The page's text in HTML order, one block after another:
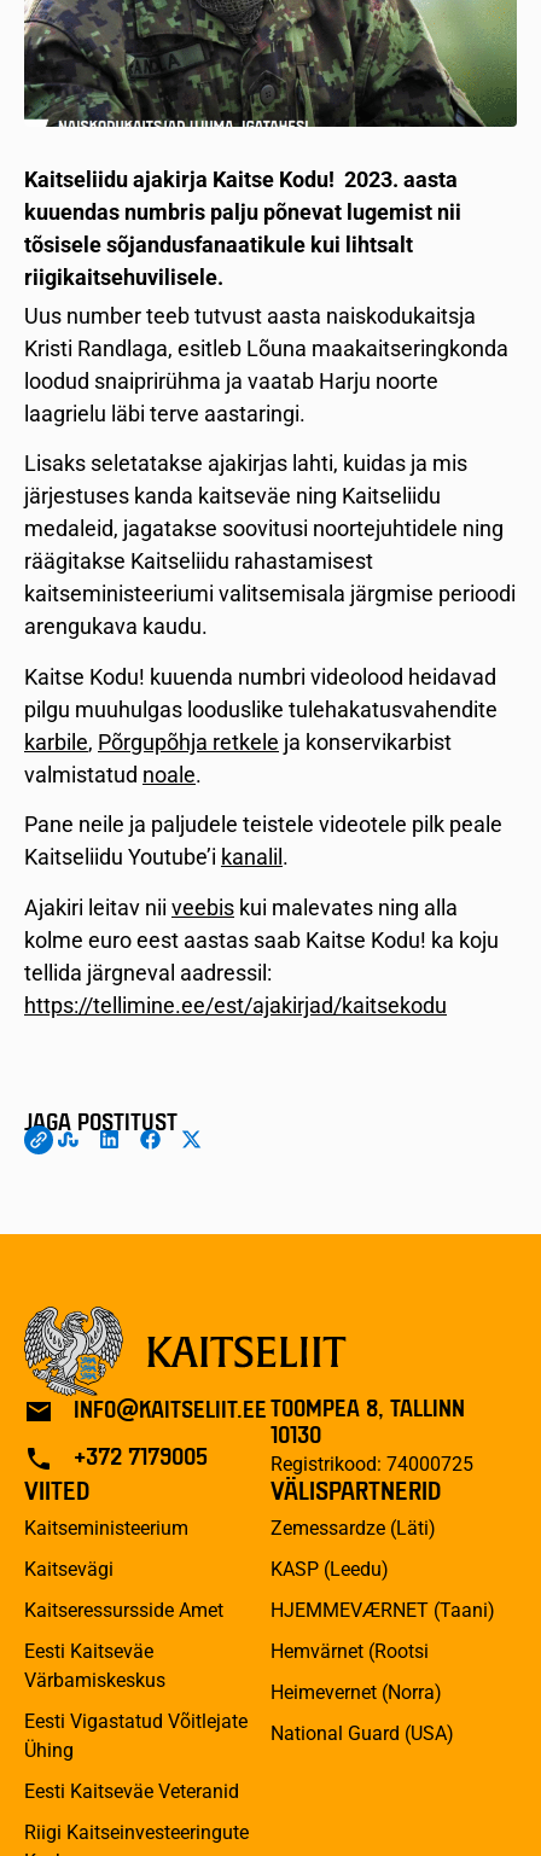
Kaitseliidu ajakirja Kaitse Kodu! 2023. aasta
kuuendas numbris palju põnevat lugemist nii
tõsisele sõjandusfanaatikule kui lihtsalt
riigikaitsehuvilisele.
Uus number teeb tutvust aasta naiskodukaitsja
Kristi Randlaga, esitleb Lõuna maakaitseringkonda
loodud snaiprirühma ja vaatab Harju noorte
laagrielu läbi terve aastaringi.
Lisaks seletatakse ajakirjas lahti, kuidas ja mis
järjestuses kanda kaitseväe ning Kaitseliidu
medaleid, jagatakse soovitusi noortejuhtidele ning
räägitakse Kaitseliidu rahastamisest
kaitseministeeriumi valitsemisala järgmise perioodi
arengukava kaudu.
Kaitse Kodu! kuuenda numbri videolood heidavad
pilgu muuhulgas looduslike tulehakatusvahendite
karbile, Põrgupõhja retkele ja konservikarbist
valmistatud noale.
Pane neile ja paljudele teistele videotele pilk peale
Kaitseliidu Youtube’i kanalil .
Ajakiri leitav nii veebis kui malevates ning alla
kolme euro eest aastas saab Kaitse Kodu! ka koju
tellida järgneval aadressil:
https://tellimine.ee/est/ajakirjad/kaitsekodu
JAGA POSTITUST
INFO@KAITSELIIT.EE
+372 7179005
TOOMPEA 8, TALLINN
10130
Registrikood: 74000725
VIITED
Kaitseministeerium
Kaitsevägi
Kaitseressursside Amet
Eesti Kaitseväe
Värbamiskeskus
Eesti Vigastatud Võitlejate
Ühing
Eesti Kaitseväe Veteranid
Riigi Kaitseinvesteeringute
VÄLISPARTNERID
Zemessardze (Läti)
KASP (Leedu)
HJEMMEVÆRNET (Taani)
Hemvärnet (Rootsi
Heimevernet (Norra)
National Guard (USA)